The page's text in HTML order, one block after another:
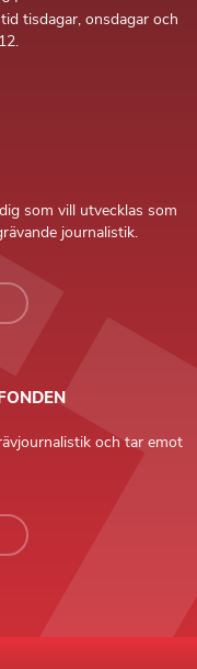
tisdagar, onsdagar och
som vill utvecklas som
journalistik.
och tar emot